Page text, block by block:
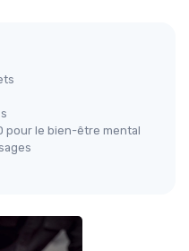
pour le bien-être mental